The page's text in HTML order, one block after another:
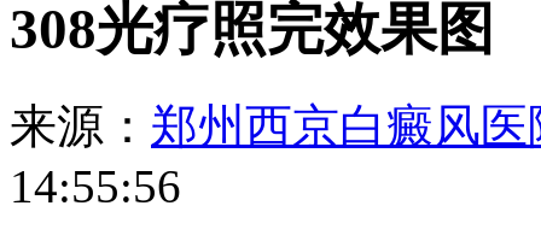
308光疗照完效果图
来源： 郑州西京白癜风医
14:55:56